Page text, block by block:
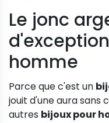
Le jonc
homme
Parce que c'est un
jouit d'une aura sans
autres bijoux pour